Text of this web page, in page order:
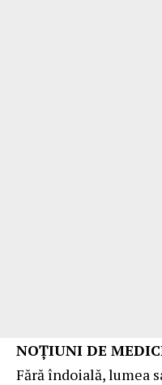
NOȚIUNI DE
Fără îndoială, lumea